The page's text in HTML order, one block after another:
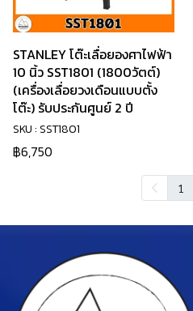
STANLEY โต๊ะเลื่อยองศาไฟฟ้า
10 นิ้ว SST1801 (1800วัตต์)
(เครื่องเลื่อยวงเดือนแบบตั้ง
โต๊ะ) รับประกันศูนย์ 2 ปี
SKU : SST1801
฿6,750
1